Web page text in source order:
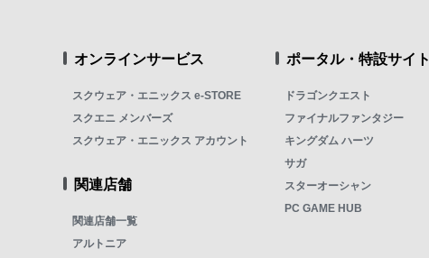
オンラインサービス
スクウェア・エニックス e-STORE
スクエニ メンバーズ
スクウェア・エニックス アカウント
関連店舗
関連店舗一覧
アルトニア
ポータル・特設サイト
ドラゴンクエスト
ファイナルファンタジー
キングダム ハーツ
サガ
スターオーシャン
PC GAME HUB